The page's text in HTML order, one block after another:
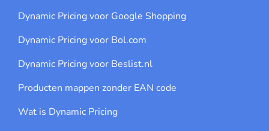
Dynamic Pricing voor Google Shopping
Dynamic Pricing voor Bol.com
Dynamic Pricing voor Beslist.nl
Producten mappen zonder EAN code
Wat is Dynamic Pricing